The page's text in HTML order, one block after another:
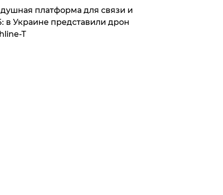
платформа для связи и
в Украине представили дрон
T